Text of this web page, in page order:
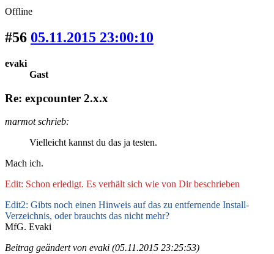
Offline
#56 05.11.2015 23:00:10
evaki
Gast
Re: expcounter 2.x.x
marmot schrieb:
Vielleicht kannst du das ja testen.
Mach ich.
Edit: Schon erledigt. Es verhält sich wie von Dir beschrieben
Edit2: Gibts noch einen Hinweis auf das zu entfernende Install-
Verzeichnis, oder brauchts das nicht mehr?
MfG. Evaki
Beitrag geändert von evaki (05.11.2015 23:25:53)